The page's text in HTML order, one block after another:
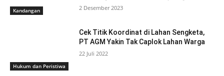
Kandangan 2 Desember 2023
Hukum dan Peristiwa
Cek Titik Koordinat di Lahan Sengketa,
PT AGM Yakin Tak Caplok Lahan Warga
22 Juli 2022